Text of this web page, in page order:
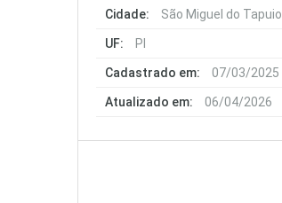
Cidade: São Miguel do Tapuio
UF: PI
Cadastrado em: 07/03/2025
Atualizado em: 06/04/2026